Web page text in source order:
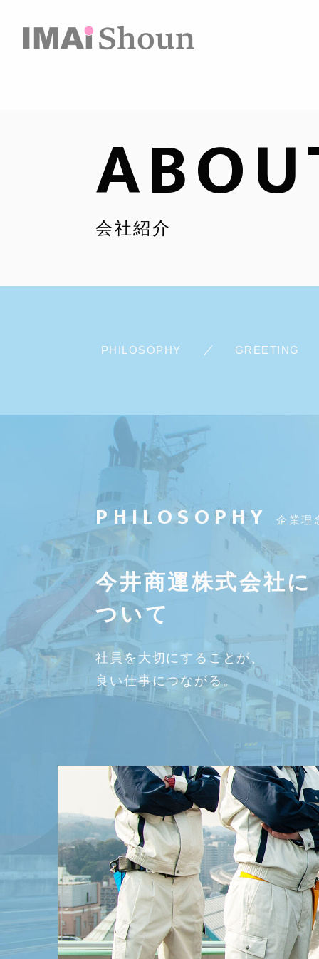
会社紹介
PHILOSOPHY GREETING
PHILOSOPHY 企業理
今井商運株式会社に
ついて
社員を大切にすることが、
良い仕事につながる。